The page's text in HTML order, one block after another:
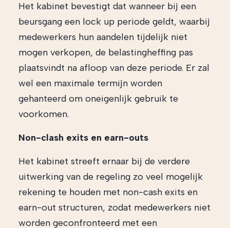
Het kabinet bevestigt dat wanneer bij een
beursgang een lock up periode geldt, waarbij
medewerkers hun aandelen tijdelijk niet
mogen verkopen, de belastingheffing pas
plaatsvindt na afloop van deze periode. Er zal
wel een maximale termijn worden
gehanteerd om oneigenlijk gebruik te
voorkomen.
Non-clash exits en earn-outs
Het kabinet streeft ernaar bij de verdere
uitwerking van de regeling zo veel mogelijk
rekening te houden met non-cash exits en
earn-out structuren, zodat medewerkers niet
worden geconfronteerd met een